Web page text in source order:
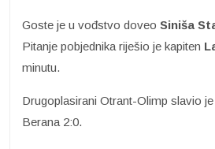
Goste je u vođstvo doveo Siniša
Pitanje pobjednika riješio je kapiten
minutu.
Drugoplasirani Otrant-Olimp slavio
Berana 2:0.